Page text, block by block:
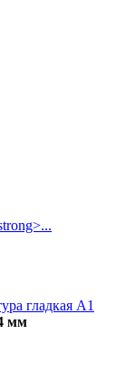
гладкая А1
мм